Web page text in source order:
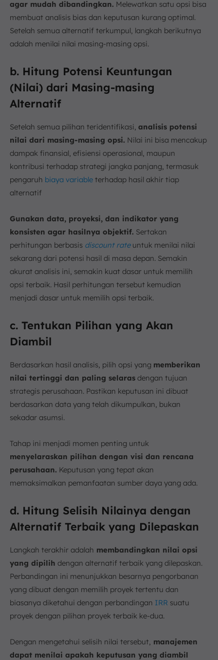
agar mudah dibandingkan. Melewatkan satu opsi bisa
membuat analisis bias dan keputusan kurang optimal.
Setelah semua alternatif terkumpul, langkah berikutnya
adalah menilai nilai masing-masing opsi.
b. Hitung Potensi Keuntungan
(Nilai) dari Masing-masing
Alternatif
Setelah semua pilihan teridentifikasi, analisis potensi
nilai dari masing-masing opsi. Nilai ini bisa mencakup
dampak finansial, efisiensi operasional, maupun
kontribusi terhadap strategi jangka panjang, termasuk
pengaruh biaya variable terhadap hasil akhir tiap
alternatif
Gunakan data, proyeksi, dan indikator yang
konsisten agar hasilnya objektif. Sertakan
perhitungan berbasis discount rateuntuk menilai nilai
sekarang dari potensi hasil di masa depan. Semakin
akurat analisis ini, semakin kuat dasar untuk memilih
opsi terbaik. Hasil perhitungan tersebut kemudian
menjadi dasar untuk memilih opsi terbaik.
c. Tentukan Pilihan yang Akan
Diambil
Berdasarkan hasil analisis, pilih opsi yang memberikan
nilai tertinggi dan paling selaras dengan tujuan
strategis perusahaan. Pastikan keputusan ini dibuat
berdasarkan data yang telah dikumpulkan, bukan
sekadar asumsi.
Tahap ini menjadi momen penting untuk
menyelaraskan pilihan dengan visi dan rencana
perusahaan. Keputusan yang tepat akan
memaksimalkan pemanfaatan sumber daya yang ada.
d. Hitung Selisih Nilainya dengan
Alternatif Terbaik yang Dilepaskan
Langkah terakhir adalah membandingkan nilai opsi
yang dipilih dengan alternatif terbaik yang dilepaskan.
Perbandingan ini menunjukkan besarnya pengorbanan
yang dibuat dengan memilih proyek tertentu dan
biasanya diketahui dengan perbandingan IRR suatu
proyek dengan pilihan proyek terbaik ke-dua.
Dengan mengetahui selisih nilai tersebut, manajemen
dapat menilai apakah keputusan yang diambil